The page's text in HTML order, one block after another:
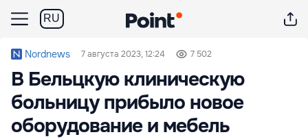
RU
Nordnews 7 августа 2023, 12:24 7 502
В Бельцкую клиническую
больницу прибыло новое
оборудование и мебель